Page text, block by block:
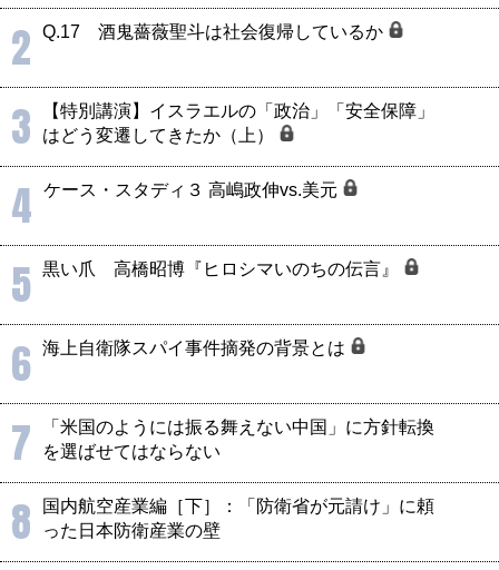
2 Q.17 酒鬼薔薇聖斗は社会復帰しているか
3
【特別講演】イスラエルの「政治」「安全保障」
はどう変遷してきたか（上）
4 ケース・スタディ３ 高嶋政伸vs.美元
5 黒い爪 高橋昭博『ヒロシマいのちの伝言』
6 海上自衛隊スパイ事件摘発の背景とは
7
「米国のようには振る舞えない中国」に方針転換
を選ばせてはならない
8
国内航空産業編［下］：「防衛省が元請け」に頼
った日本防衛産業の壁